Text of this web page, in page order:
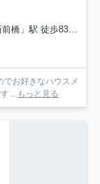
橋」駅 徒歩83分
です... もっと見る